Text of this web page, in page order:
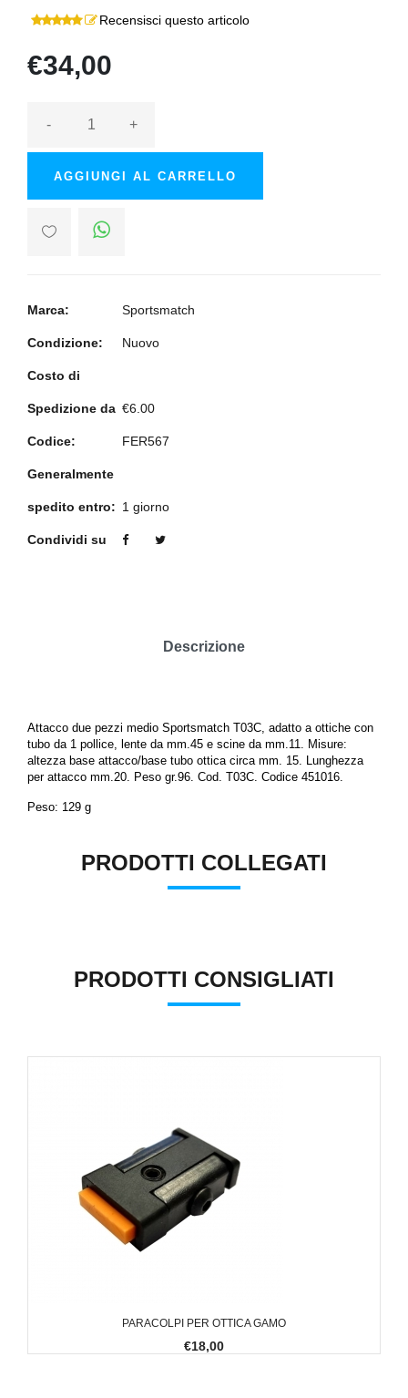
Recensisci questo articolo
€34,00
- +
AGGIUNGI AL CARRELLO
Marca: Sportsmatch
Condizione: Nuovo
Costo di
Spedizione da €6.00
Codice: FER567
Generalmente
spedito entro: 1 giorno
Condividi su
Descrizione
Attacco due pezzi medio Sportsmatch T03C, adatto a ottiche con
tubo da 1 pollice, lente da mm.45 e scine da mm.11. Misure:
altezza base attacco/base tubo ottica circa mm. 15. Lunghezza
per attacco mm.20. Peso gr.96. Cod. T03C. Codice 451016.
Peso: 129 g
PRODOTTI COLLEGATI
PRODOTTI CONSIGLIATI
PARACOLPI PER OTTICA GAMO
€18,00